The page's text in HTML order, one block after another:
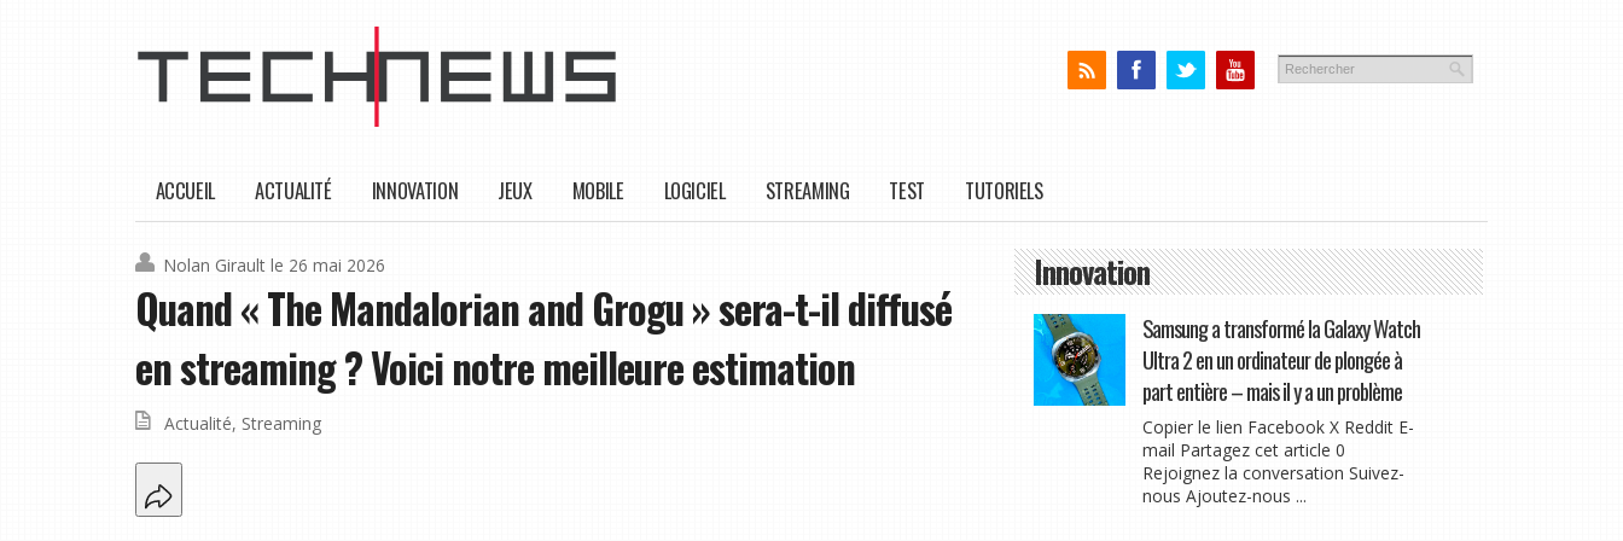
ACCUEIL ACTUALITÉ INNOVATION JEUX MOBILE LOGICIEL STREAMING TEST TUTORIELS
Nolan Girault le 26 mai 2026
Quand « The Mandalorian and Grogu » sera-t-il diffusé
en streaming ? Voici notre meilleure estimation
Actualité, Streaming
Innovation
Samsung a transformé la Galaxy Watch
Ultra 2 en un ordinateur de plongée à
part entière – mais il y a un problème
Copier le lien Facebook X Reddit E-
mail Partagez cet article 0
Rejoignez la conversation Suivez-
nous Ajoutez-nous ...